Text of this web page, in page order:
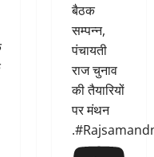
बैठक
सम्पन्न,
पंचायती
राज चुनाव
की तैयारियों
पर मंथन